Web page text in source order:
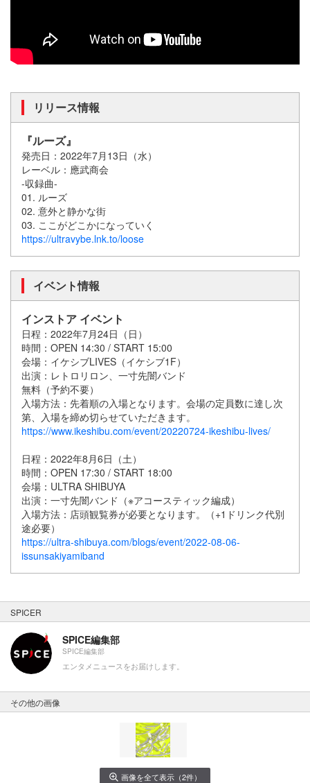
リリース情報
『ルーズ』
発売日：2022年7月13日（水）
レーベル：應武商会
-収録曲-
01. ルーズ
02. 意外と静かな街
03. ここがどこかになっていく
https://ultravybe.lnk.to/loose
イベント情報
インストア イベント
日程：2022年7月24日（日）
時間：OPEN 14:30 / START 15:00
会場：イケシブLIVES（イケシブ1F）
出演：レトロリロン、一寸先闇バンド
無料（予約不要）
入場方法：先着順の入場となります。会場の定員数に達し次
第、入場を締め切らせていただきます。
https://www.ikeshibu.com/event/20220724-ikeshibu-lives/
日程：2022年8月6日（土）
時間：OPEN 17:30 / START 18:00
会場：ULTRA SHIBUYA
出演：一寸先闇バンド（※アコースティック編成）
入場方法：店頭観覧券が必要となります。（+1ドリンク代別
途必要）
https://ultra-shibuya.com/blogs/event/2022-08-06-
issunsakiyamiband
SPICER
SPICE編集部
SPICE編集部
エンタメニュースをお届けします。
その他の画像
画像を全て表示（2件）